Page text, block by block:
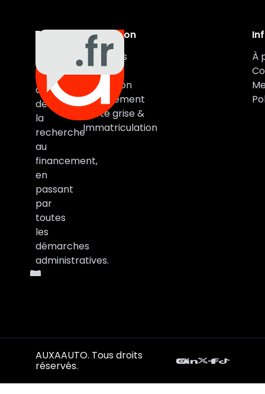
Auto
vous
accompagne
de
la
recherche
au
financement,
en
passant
par
toutes
les
démarches
administratives.
Navigation
Véhicules
Marques
Estimation
Financement
Carte grise &
Immatriculation
À
AUXAAUTO. Tous droits
réservés.